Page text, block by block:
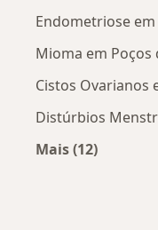
Endometriose em
Mioma em Poços
Cistos Ovarianos
Distúrbios
Mais (12)